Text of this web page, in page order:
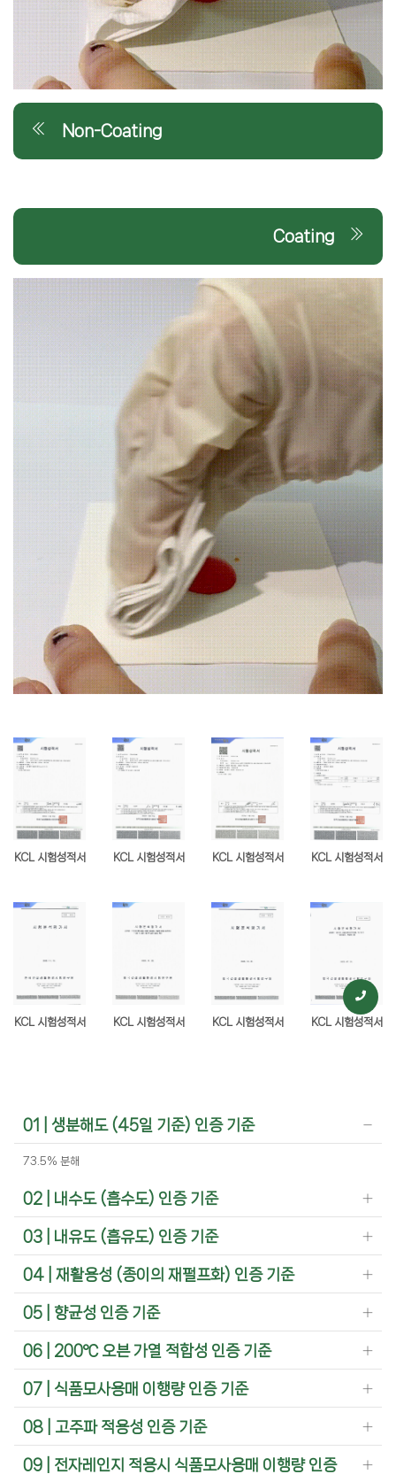
Non-Coating
Coating
KCL 시험성적서 KCL 시험성적서 KCL 시험성적서 KCL 시험성적서
KCL 시험성적서 KCL 시험성적서 KCL 시험성적서 KCL 시험성적서
01 | 생분해도 (45일 기준) 인증 기준
73.5% 분해
02 | 내수도 (흡수도) 인증 기준
03 | 내유도 (흡유도) 인증 기준
04 | 재활용성 (종이의 재펄프화) 인증 기준
05 | 향균성 인증 기준
06 | 200℃ 오븐 가열 적합성 인증 기준
07 | 식품모사용매 이행량 인증 기준
08 | 고주파 적용성 인증 기준
09 | 전자레인지 적용시 식품모사용매 이행량 인증